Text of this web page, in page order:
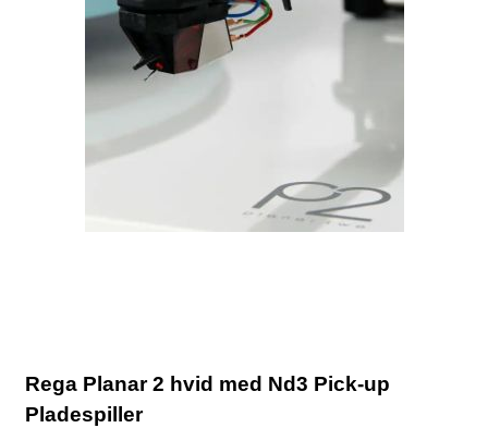
Rega Planar 2 hvid med Nd3 Pick-up
Pladespiller